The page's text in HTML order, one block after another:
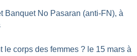
Banquet No Pasaran (anti-FN), à
le corps des femmes ? le 15 mars à